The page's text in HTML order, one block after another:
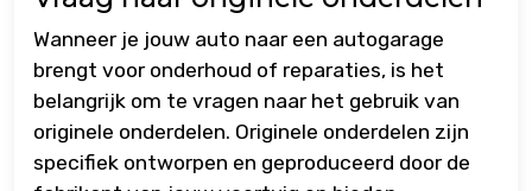
Wanneer je jouw auto naar een autogarage
brengt voor onderhoud of reparaties, is het
belangrijk om te vragen naar het gebruik van
originele onderdelen. Originele onderdelen zijn
specifiek ontworpen en geproduceerd door de